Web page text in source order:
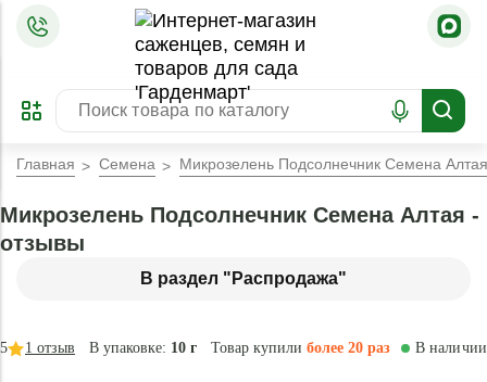
ПРЕДЗАКАЗ
ЗАБРОНИРОВАТЬ
ЛУЧШЕЕ
Главная Семена Микрозелень Подсолнечник Семена Алтая
В раздел "Распродажа"
Микрозелень Подсолнечник Семена Алтая -
отзывы
В упаковке: 10 г Товар купили более 20 раз
5 1 отзыв В наличии